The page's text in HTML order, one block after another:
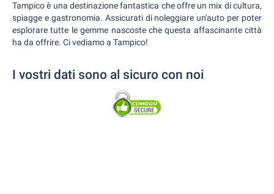
Tampico è una destinazione fantastica che offre un mix di cultura,
spiagge e gastronomia. Assicurati di noleggiare un'auto per poter
esplorare tutte le gemme nascoste che questa affascinante città
ha da offrire. Ci vediamo a Tampico!
I vostri dati sono al sicuro con noi